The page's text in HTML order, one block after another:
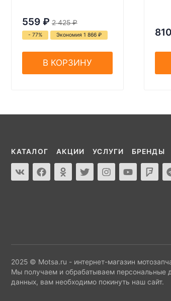
559 ₽ 2 425 ₽
- 77% Экономия 1 866 ₽
В КОРЗИНУ
810
КАТАЛОГ АКЦИИ УСЛУГИ БРЕНДЫ
2025 © Motsa.ru - интернет-магазин
Мы получаем и обрабатываем персональные
данных, вам необходимо покинуть наш сайт.